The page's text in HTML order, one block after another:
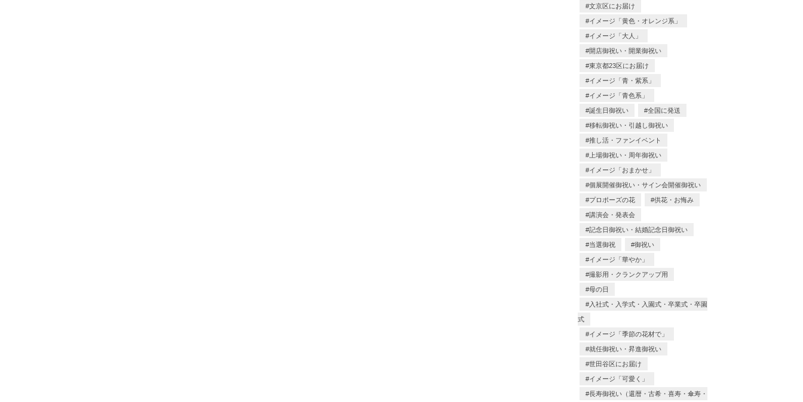
文京区にお届け
イメージ「黄色・オレンジ系」
イメージ「大人」
開店御祝い・開業御祝い
東京都23区にお届け
イメージ「青・紫系」
イメージ「青色系」
誕生日御祝い 全国に発送
移転御祝い・引越し御祝い
推し活・ファンイベント
上場御祝い・周年御祝い
イメージ「おまかせ」
個展開催御祝い・サイン会開催御祝い
プロポーズの花 供花・お悔み
講演会・発表会
記念日御祝い・結婚記念日御祝い
当選御祝 御祝い
イメージ「華やか」
撮影用・クランクアップ用
母の日
入社式・入学式・入園式・卒業式・卒園
式
イメージ「季節の花材で」
就任御祝い・昇進御祝い
世田谷区にお届け
イメージ「可愛く」
長寿御祝い（還暦・古希・喜寿・傘寿・